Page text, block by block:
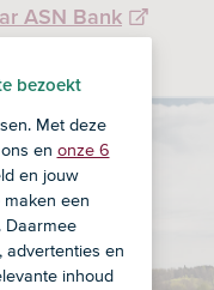
ASN Bank
bezoekt
Met deze
en onze 6
en jouw
maken een
Daarmee
advertenties en
inhoud